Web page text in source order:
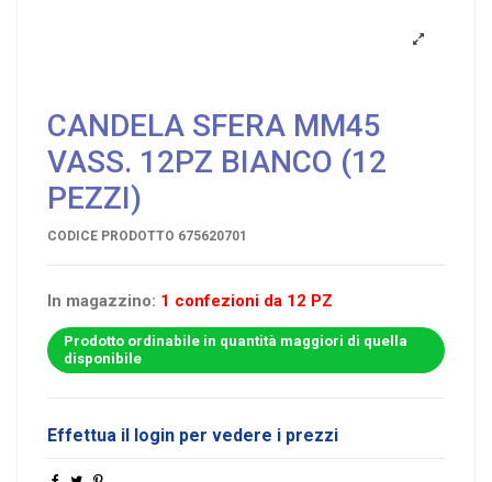
CANDELA SFERA MM45
VASS. 12PZ BIANCO (12
PEZZI)
CODICE PRODOTTO 675620701
In magazzino: 1 confezioni da 12 PZ
Prodotto ordinabile in quantità maggiori di quella
disponibile
Effettua il login per vedere i prezzi